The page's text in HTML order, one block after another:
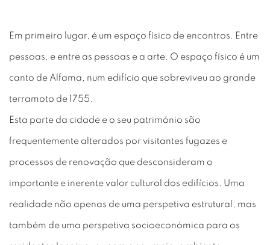
Em primeiro lugar, é um espaço físico de encontros. Entre
pessoas, e entre as pessoas e a arte. O espaço físico é um
canto de Alfama, num edifício que sobreviveu ao grande
terramoto de 1755.
Esta parte da cidade e o seu património são
frequentemente alterados por visitantes fugazes e
processos de renovação que desconsideram o
importante e inerente valor cultural dos edifícios. Uma
realidade não apenas de uma perspetiva estrutural, mas
também de uma perspetiva socioeconómica para os